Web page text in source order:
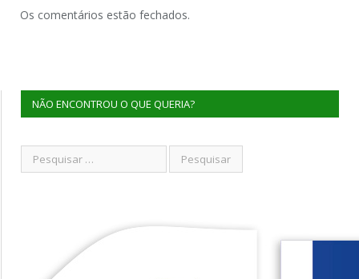
Os comentários estão fechados.
NÃO ENCONTROU O QUE QUERIA?